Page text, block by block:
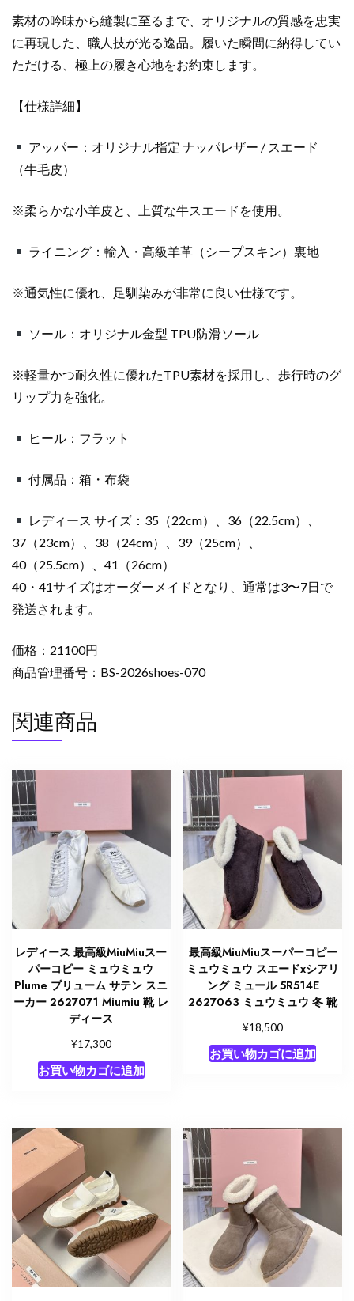
ュ
ウ
ミ
ウ
ー
素材の吟味から縫製に至るまで、オリジナルの質感を忠実
に再現した、職人技が光る逸品。履いた瞬間に納得してい
ただける、極上の履き心地をお約束します。
【仕様詳細】
アッパー：オリジナル指定 ナッパレザー / スエード
（牛毛皮）
※柔らかな小羊皮と、上質な牛スエードを使用。
ライニング：輸入・高級羊革（シープスキン）裏地
※通気性に優れ、足馴染みが非常に良い仕様です。
ソール：オリジナル金型 TPU防滑ソール
※軽量かつ耐久性に優れたTPU素材を採用し、歩行時のグ
リップ力を強化。
ヒール：フラット
付属品：箱・布袋
レディース サイズ：35（22cm）、36（22.5cm）、
37（23cm）、38（24cm）、39（25cm）、
40（25.5cm）、41（26cm）
40・41サイズはオーダーメイドとなり、通常は3〜7日で
発送されます。
価格：21100円
商品管理番号：BS-2026shoes-070
関連商品
レディース 最高級MiuMiuスー
パーコピー ミュウミュウ
Plume プリューム サテン スニ
ーカー 2627071 Miumiu 靴 レ
ディース
¥17,300
お買い物カゴに追加
最高級MiuMiuスーパーコピー
ミュウミュウ スエードxシアリ
ング ミュール 5R514E
2627063 ミュウミュウ 冬 靴
¥18,500
お買い物カゴに追加